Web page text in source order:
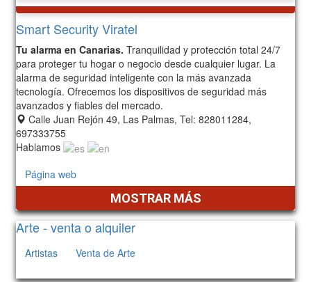
Smart Security Viratel
Tu alarma en Canarias. Tranquilidad y protección total 24/7
para proteger tu hogar o negocio desde cualquier lugar. La
alarma de seguridad inteligente con la más avanzada
tecnología. Ofrecemos los dispositivos de seguridad más
avanzados y fiables del mercado.
Calle Juan Rejón 49, Las Palmas, Tel: 828011284,
697333755
Hablamos
Página web
MOSTRAR MÁS
Arte - venta o alquiler
Artistas Venta de Arte